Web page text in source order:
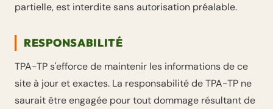
partielle, est interdite sans autorisation préalable.
RESPONSABILITÉ
TPA-TP s'efforce de maintenir les informations de ce
site à jour et exactes. La responsabilité de TPA-TP ne
saurait être engagée pour tout dommage résultant de